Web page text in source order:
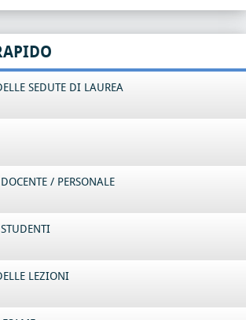
SEDUTE DI LAUREA
/ PERSONALE
LEZIONI